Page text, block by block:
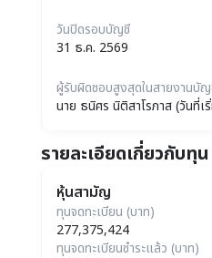
วันปิดรอบบัญชี
31 ธ.ค. 2569
ผู้รับผิดชอบสูงสุดในสายงานบัญ
นาย ธนิศร นิติสาโรภาส (วันที่
รายละเอียดเกี่ยวกับทุน
หุ้นสามัญ
ทุนจดทะเบียน (บาท)
277,375,424
ทุนจดทะเบียนชำระแล้ว (บาท)